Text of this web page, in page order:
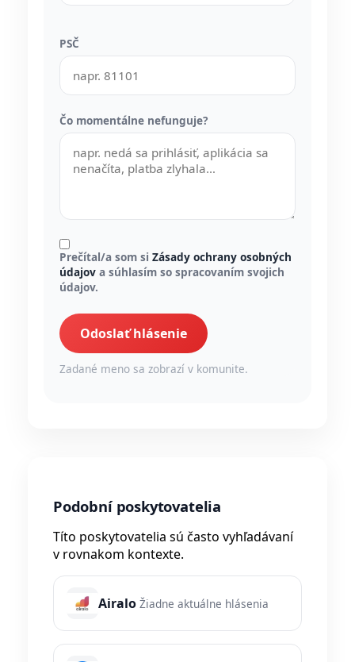
PSČ
Čo momentálne nefunguje?
Prečítal/a som si Zásady ochrany osobných
údajov a súhlasím so spracovaním svojich
údajov.
Odoslať hlásenie
Zadané meno sa zobrazí v komunite.
Podobní poskytovatelia
Títo poskytovatelia sú často vyhľadávaní
v rovnakom kontexte.
Airalo Žiadne aktuálne hlásenia